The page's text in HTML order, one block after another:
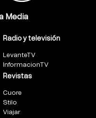
Media
Radio y televisión
LevanteTV
InformacionTV
Revistas
Cuore
Stilo
Viajar